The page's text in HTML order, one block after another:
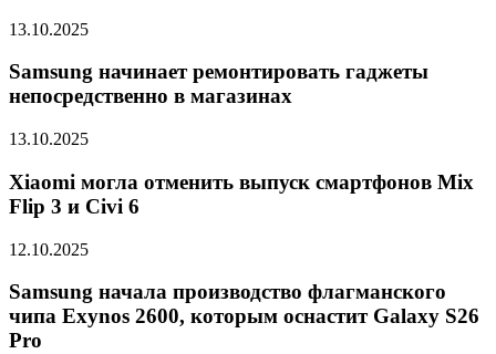
13.10.2025
Samsung начинает ремонтировать гаджеты
непосредственно в магазинах
13.10.2025
Xiaomi могла отменить выпуск смартфонов Mix
Flip 3 и Civi 6
12.10.2025
Samsung начала производство флагманского
чипа Exynos 2600, которым оснастит Galaxy S26
Pro